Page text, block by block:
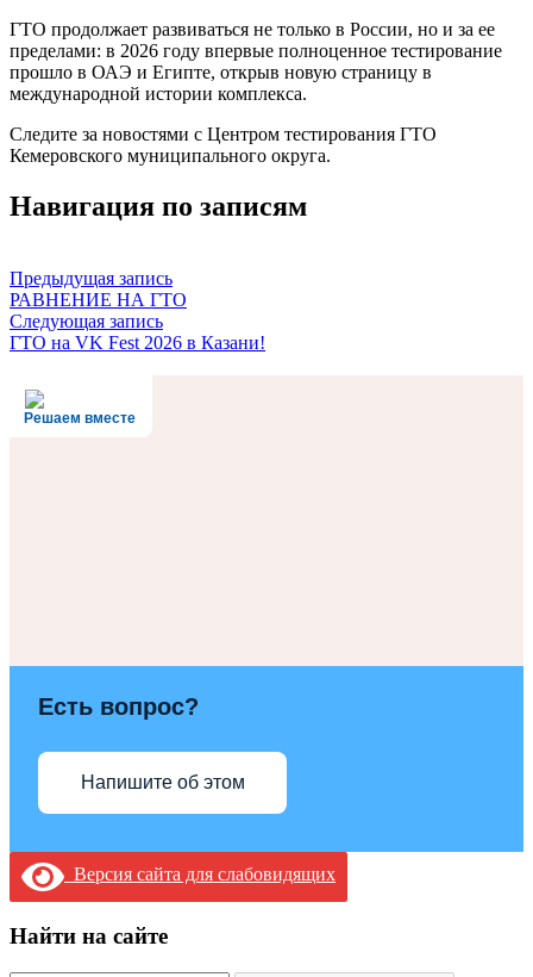
ГТО продолжает развиваться не только в России, но и за ее
пределами: в 2026 году впервые полноценное тестирование
прошло в ОАЭ и Египте, открыв новую страницу в
международной истории комплекса.
Следите за новостями с Центром тестирования ГТО
Кемеровского муниципального округа.
Навигация по записям
Предыдущая запись
РАВНЕНИЕ НА ГТО
Следующая запись
ГТО на VK Fest 2026 в Казани!
Решаем вместе
Есть вопрос?
Напишите об этом
Версия сайта для слабовидящих
Найти на сайте